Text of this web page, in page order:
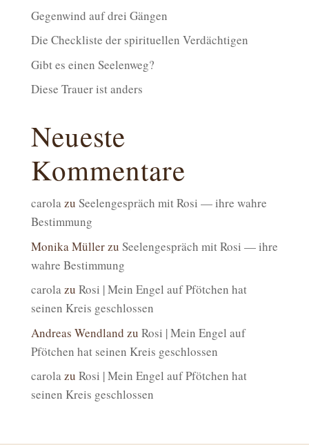
Gegenwind auf drei Gängen
Die Checkliste der spirituellen Verdächtigen
Gibt es einen Seelenweg?
Diese Trauer ist anders
Neueste
Kommentare
carolazu Seelengespräch mit Rosi — ihre wahre
Bestimmung
Monika Müllerzu Seelengespräch mit Rosi — ihre
wahre Bestimmung
carolazu Rosi | Mein Engel auf Pfötchen hat
seinen Kreis geschlossen
Andreas Wendland zu Rosi | Mein Engel auf
Pfötchen hat seinen Kreis geschlossen
carolazu Rosi | Mein Engel auf Pfötchen hat
seinen Kreis geschlossen